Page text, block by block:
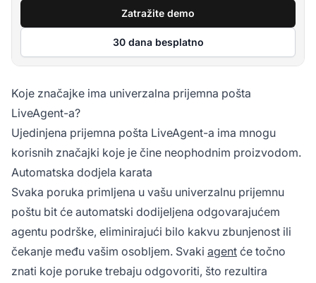
Zatražite demo
30 dana besplatno
Koje značajke ima univerzalna prijemna pošta
LiveAgent-a?
Ujedinjena prijemna pošta LiveAgent-a ima mnogu
korisnih značajki koje je čine neophodnim proizvodom.
Automatska dodjela karata
Svaka poruka primljena u vašu univerzalnu prijemnu
poštu bit će automatski dodijeljena odgovarajućem
agentu podrške, eliminirajući bilo kakvu zbunjenost ili
čekanje među vašim osobljem. Svaki agent će točno
znati koje poruke trebaju odgovoriti, što rezultira